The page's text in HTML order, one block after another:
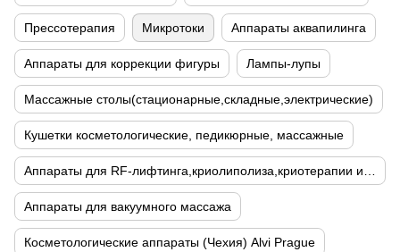
Прессотерапия Микротоки Аппараты аквапилинга
Аппараты для коррекции фигуры Лампы-лупы
Массажные столы(стационарные,складные,электрические)
Кушетки косметологические, педикюрные, массажные
Аппараты для вакуумного массажа
Косметологические аппараты (Чехия) Alvi Prague